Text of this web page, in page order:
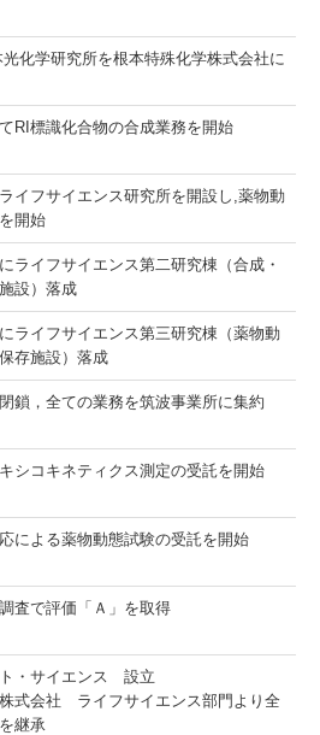
化学研究所を根本特殊化学株式会社に
RI標識化合物の合成業務を開始
イフサイエンス研究所を開設し,薬物動
開始
ライフサイエンス第二研究棟（合成・
設）落成
ライフサイエンス第三研究棟（薬物動
存施設）落成
鎖，全ての業務を筑波事業所に集約
シコキネティクス測定の受託を開始
による薬物動態試験の受託を開始
査で評価「Ａ」を取得
・サイエンス 設立
式会社 ライフサイエンス部門より全
継承